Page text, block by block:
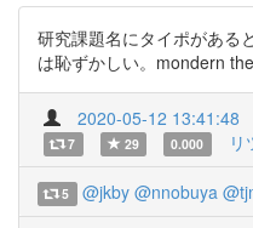
研究課題名にタイポがある
は恥ずかしい。mondern
2020-05-12 13:41:48
7 29 0.000
5 @jkby @nnobuya